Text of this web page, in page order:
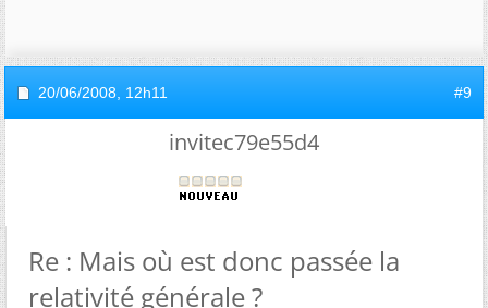
20/06/2008, 12h11 #9
invitec79e55d4
Re : Mais où est donc passée la
relativité générale ?